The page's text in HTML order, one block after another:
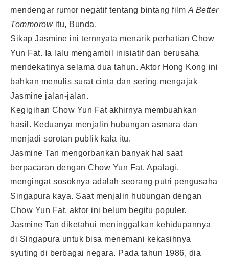
mendengar rumor negatif tentang bintang film A Better
Tommorowitu, Bunda.
Sikap Jasmine ini ternnyata menarik perhatian Chow
Yun Fat. Ia lalu mengambil inisiatif dan berusaha
mendekatinya selama dua tahun. Aktor Hong Kong ini
bahkan menulis surat cinta dan sering mengajak
Jasmine jalan-jalan.
Kegigihan Chow Yun Fat akhirnya membuahkan
hasil. Keduanya menjalin hubungan asmara dan
menjadi sorotan publik kala itu.
Jasmine Tan mengorbankan banyak hal saat
berpacaran dengan Chow Yun Fat. Apalagi,
mengingat sosoknya adalah seorang putri pengusaha
Singapura kaya. Saat menjalin hubungan dengan
Chow Yun Fat, aktor ini belum begitu populer.
Jasmine Tan diketahui meninggalkan kehidupannya
di Singapura untuk bisa menemani kekasihnya
syuting di berbagai negara. Pada tahun 1986, dia